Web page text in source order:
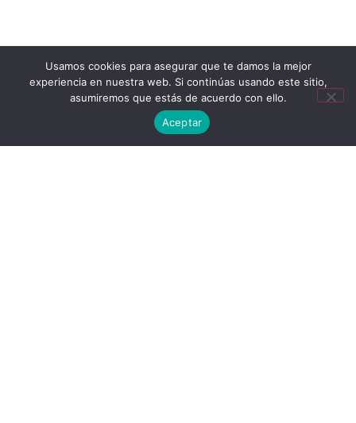
Usamos cookies para asegurar que te damos la mejor
experiencia en nuestra web. Si continúas usando este sitio,
asumiremos que estás de acuerdo con ello.
Aceptar